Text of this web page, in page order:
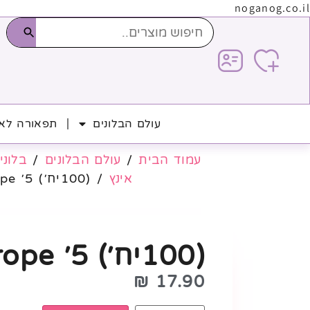
noganog.co.il
עולם הבלונים תפאורה
עמוד הבית/ עולם הבלונים /
אינץ / (100יח׳) 5׳ Heliotrope
(100יח׳) 5׳ Heliotrope
17.90
₪